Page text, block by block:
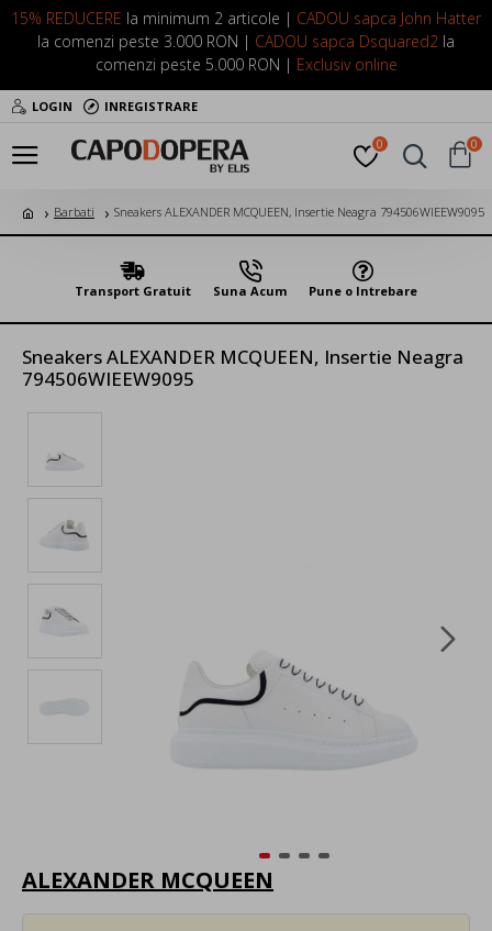
15% REDUCERE la minimum 2 articole | CADOU sapca John Hatter
la comenzi peste 3.000 RON | CADOU sapca Dsquared2 la
comenzi peste 5.000 RON | Exclusiv online
LOGIN INREGISTRARE
0 0
Barbati Sneakers ALEXANDER MCQUEEN, Insertie Neagra 794506WIEEW9095
Transport Gratuit Suna Acum Pune o Intrebare
Sneakers ALEXANDER MCQUEEN, Insertie Neagra
794506WIEEW9095
ALEXANDER MCQUEEN